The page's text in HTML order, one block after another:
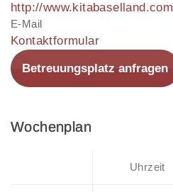
http://www.kitabaselland.com
E-Mail
Kontaktformular
Betreuungsplatz anfragen
Wochenplan
Uhrzeit